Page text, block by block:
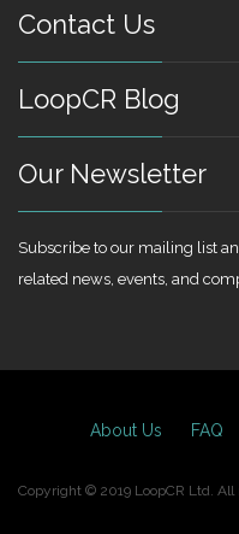
Contact Us
LoopCR Blog
Our Newsletter
Subscribe to our mailing list
related news, events, and
About Us FAQ
Copyright © 2019 LoopCR Ltd.